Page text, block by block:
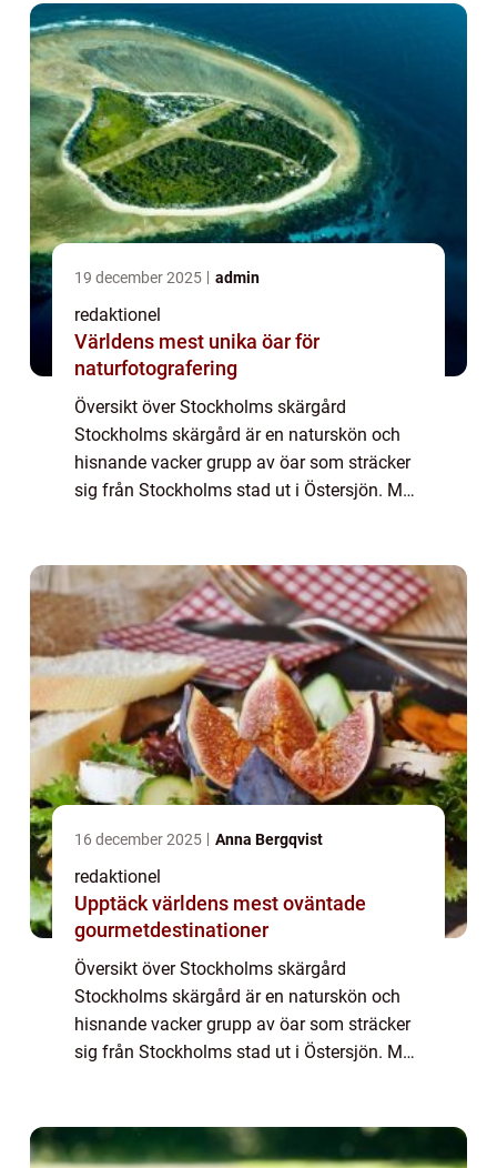
ett ...
19 december 2025 admin
redaktionel
Världens mest unika öar för
naturfotografering
Översikt över Stockholms skärgård
Stockholms skärgård är en naturskön och
hisnande vacker grupp av öar som sträcker
sig från Stockholms stad ut i Östersjön. Med
ett ...
16 december 2025 Anna Bergqvist
redaktionel
Upptäck världens mest oväntade
gourmetdestinationer
Översikt över Stockholms skärgård
Stockholms skärgård är en naturskön och
hisnande vacker grupp av öar som sträcker
sig från Stockholms stad ut i Östersjön. Med